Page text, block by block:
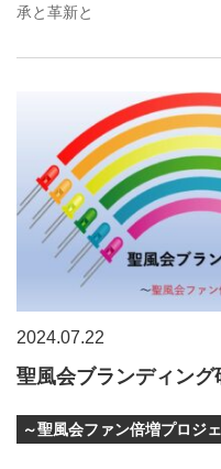
承と革新と
2024.07.22
聖風会ブランディン
～聖風会ファン倍増プロジ